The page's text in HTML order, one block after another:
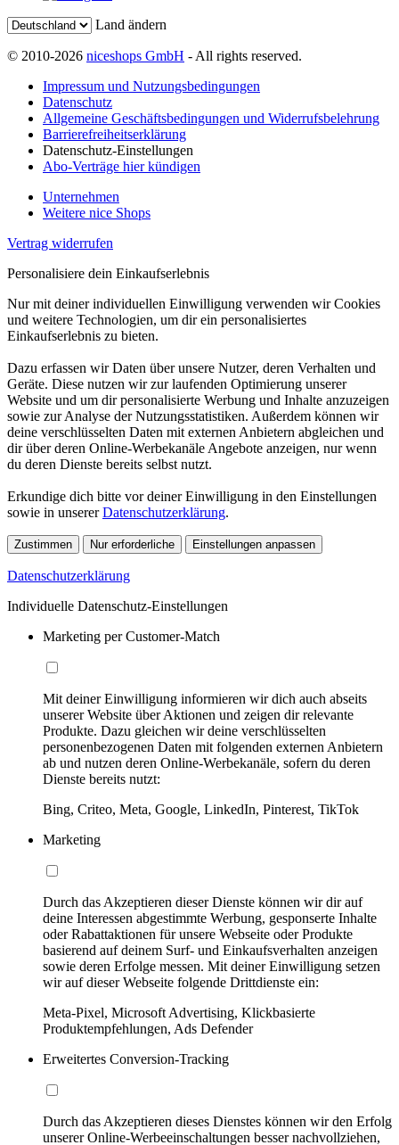
Land ändern
© 2010-2026 niceshops GmbH - All rights reserved.
Impressum und Nutzungsbedingungen
Datenschutz
Allgemeine Geschäftsbedingungen und Widerrufsbelehrung
Barrierefreiheitserklärung
Datenschutz-Einstellungen
Abo-Verträge hier kündigen
Unternehmen
Weitere nice Shops
Vertrag widerrufen
Personalisiere dein Einkaufserlebnis
Nur mit deiner individuellen Einwilligung verwenden wir Cookies
und weitere Technologien, um dir ein personalisiertes
Einkaufserlebnis zu bieten.
Dazu erfassen wir Daten über unsere Nutzer, deren Verhalten und
Geräte. Diese nutzen wir zur laufenden Optimierung unserer
Website und um dir personalisierte Werbung und Inhalte anzuzeigen
sowie zur Analyse der Nutzungsstatistiken. Außerdem können wir
deine verschlüsselten Daten mit externen Anbietern abgleichen und
dir über deren Online-Werbekanäle Angebote anzeigen, nur wenn
du deren Dienste bereits selbst nutzt.
Erkundige dich bitte vor deiner Einwilligung in den Einstellungen
sowie in unsererDatenschutzerklärung.
Zustimmen Nur erforderliche Einstellungen anpassen
Datenschutzerklärung
Individuelle Datenschutz-Einstellungen
Marketing per Customer-Match
Mit deiner Einwilligung informieren wir dich auch abseits
unserer Website über Aktionen und zeigen dir relevante
Produkte. Dazu gleichen wir deine verschlüsselten
personenbezogenen Daten mit folgenden externen Anbietern
ab und nutzen deren Online-Werbekanäle, sofern du deren
Dienste bereits nutzt:
Bing, Criteo, Meta, Google, LinkedIn, Pinterest, TikTok
Marketing
Durch das Akzeptieren dieser Dienste können wir dir auf
deine Interessen abgestimmte Werbung, gesponserte Inhalte
oder Rabattaktionen für unsere Webseite oder Produkte
basierend auf deinem Surf- und Einkaufsverhalten anzeigen
sowie deren Erfolge messen. Mit deiner Einwilligung setzen
wir auf dieser Webseite folgende Drittdienste ein:
Meta-Pixel, Microsoft Advertising, Klickbasierte
Produktempfehlungen, Ads Defender
Erweitertes Conversion-Tracking
Durch das Akzeptieren dieses Dienstes können wir den Erfolg
unserer Online-Werbeeinschaltungen besser nachvollziehen,